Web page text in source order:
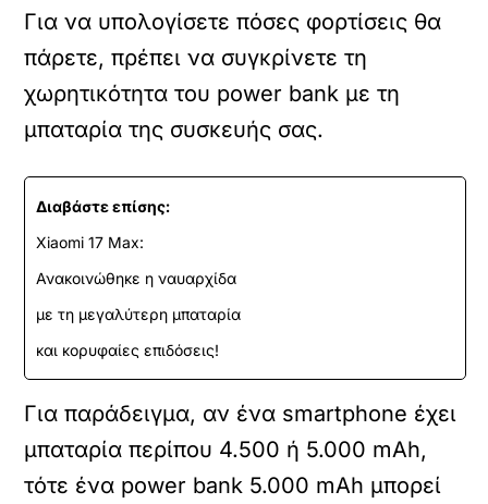
Για να υπολογίσετε πόσες φορτίσεις θα
πάρετε, πρέπει να συγκρίνετε τη
χωρητικότητα του power bank με τη
μπαταρία της συσκευής σας.
Διαβάστε επίσης:
Xiaomi 17 Max:
Ανακοινώθηκε η ναυαρχίδα
με τη μεγαλύτερη μπαταρία
και κορυφαίες επιδόσεις!
Για παράδειγμα, αν ένα smartphone έχει
μπαταρία περίπου 4.500 ή 5.000 mAh,
τότε ένα power bank 5.000 mAh μπορεί